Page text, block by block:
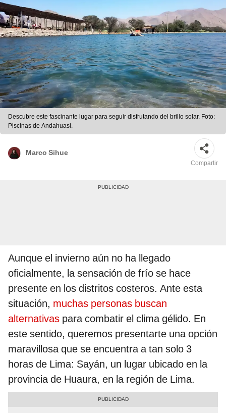
Descubre este fascinante lugar para seguir disfrutando del brillo solar. Foto:
Piscinas de Andahuasi.
Marco Sihue
Compartir
Aunque el invierno aún no ha llegado
oficialmente, la sensación de frío se hace
presente en los distritos costeros. Ante esta
situación, muchas personas buscan
alternativas para combatir el clima gélido. En
este sentido, queremos presentarte una opción
maravillosa que se encuentra a tan solo 3
horas de Lima: Sayán, un lugar ubicado en la
provincia de Huaura, en la región de Lima.